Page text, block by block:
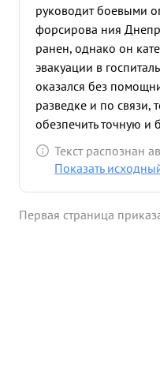
руководит боевыми
форсирова ния
ранен, однако он
эвакуации в
оказался без
разведке и по связи,
обезпечить точную и
отраслей штаба.
показывал в боях
Текст распознан
Показать
Первая страница